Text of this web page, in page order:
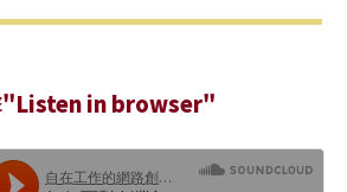
"Listen in browser"